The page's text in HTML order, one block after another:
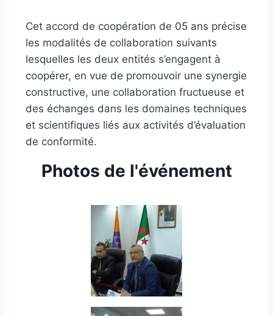
Cet accord de coopération de 05 ans précise
les modalités de collaboration suivants
lesquelles les deux entités s’engagent à
coopérer, en vue de promouvoir une synergie
constructive, une collaboration fructueuse et
des échanges dans les domaines techniques
et scientifiques liés aux activités d’évaluation
de conformité.
Photos de l'événement